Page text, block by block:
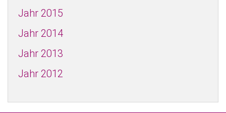
Jahr 2015
Jahr 2014
Jahr 2013
Jahr 2012